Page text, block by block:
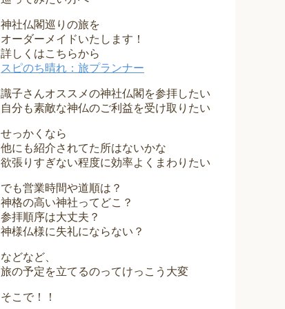
神社仏閣巡りの旅を
オーダーメイドいたします！
詳しくはこちらから
スピのち晴れ：旅プランナー
識子さんオススメの神社仏閣を参拝したい
自分も素敵な神仏のご利益を受け取りたい
せっかくなら
他にも紹介されてた所はないかな
欲張りすぎない程度に効率よくまわりたい
でも営業時間や道順は？
神格の高い神社ってどこ？
参拝順序は大丈夫？
神様仏様に失礼にならない？
などなど、
旅の予定を立てるのってけっこう大変
そこで！！